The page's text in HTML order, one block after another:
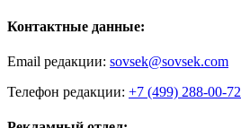
Контактные данные:
Email редакции: sovsek@sovsek.com
Телефон редакции: +7 (499) 288-00-72